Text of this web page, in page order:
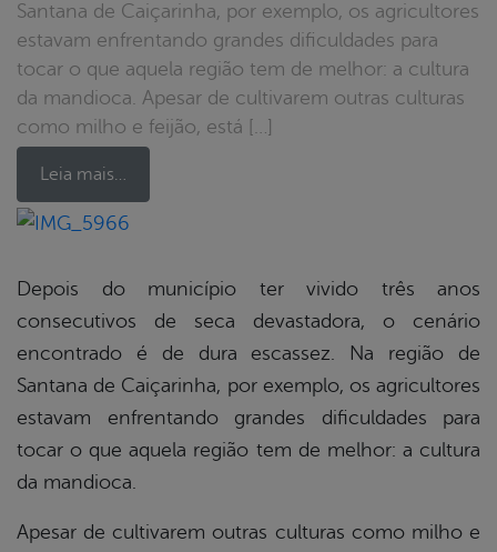
Santana de Caiçarinha, por exemplo, os agricultores
estavam enfrentando grandes dificuldades para
tocar o que aquela região tem de melhor: a cultura
da mandioca. Apesar de cultivarem outras culturas
como milho e feijão, está […]
Leia mais…
Depois do município ter vivido três anos
consecutivos de seca devastadora, o cenário
encontrado é de dura escassez. Na região de
Santana de Caiçarinha, por exemplo, os agricultores
estavam enfrentando grandes dificuldades para
tocar o que aquela região tem de melhor: a cultura
da mandioca.
Apesar de cultivarem outras culturas como milho e